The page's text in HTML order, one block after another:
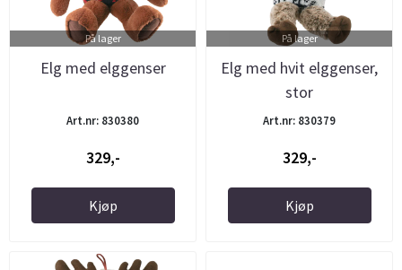
På lager
Elg med elggenser
Art.nr: 830380
329,-
Kjøp
På lager
Elg med hvit elggenser,
stor
Art.nr: 830379
329,-
Kjøp